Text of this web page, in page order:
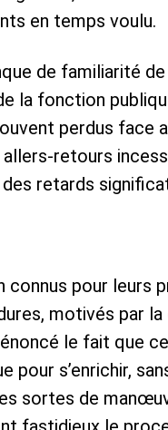
en temps voulu.
de familiarité
la fonction
perdus face
retours
retards
pour leurs
motivés par
le fait que
pour s’enrichir,
sortes de